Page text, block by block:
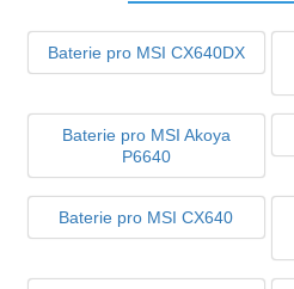
Baterie pro MSI CX640DX
Baterie pro MSI Akoya
P6640
Baterie pro MSI CX640